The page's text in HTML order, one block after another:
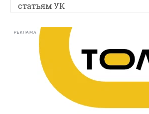
статьям УК
РЕКЛАМА